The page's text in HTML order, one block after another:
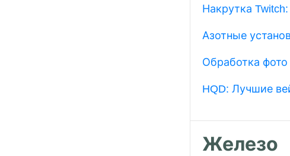
Накрутка
Азотные
Обработка
HQD: Лучшие
Железо